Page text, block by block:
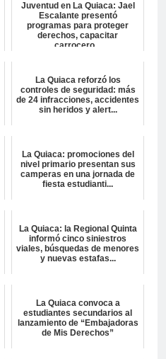
Juventud en La Quiaca: Jael
Escalante presentó
programas para proteger
derechos, capacitar
carrocero...
La Quiaca reforzó los
controles de seguridad: más
de 24 infracciones, accidentes
sin heridos y alert...
La Quiaca: promociones del
nivel primario presentan sus
camperas en una jornada de
fiesta estudianti...
La Quiaca: la Regional Quinta
informó cinco siniestros
viales, búsquedas de menores
y nuevas estafas...
La Quiaca convoca a
estudiantes secundarios al
lanzamiento de “Embajadoras
de Mis Derechos”